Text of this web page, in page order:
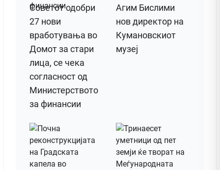
Советот одобри
27 нови
вработувања во
Домот за стари
лица, се чека
согласност од
Министерството
за финансии
Агим Бислими
нов директор на
Кумановскиот
музеј